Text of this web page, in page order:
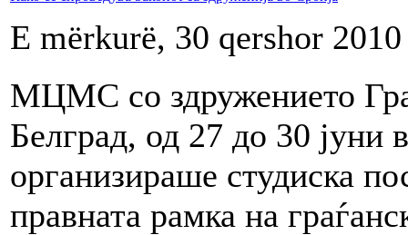
E mërkurë, 30 qershor
МЦМС со здружението
Белград, од 27 до 30 јуни
организираше студиска
правната рамка на